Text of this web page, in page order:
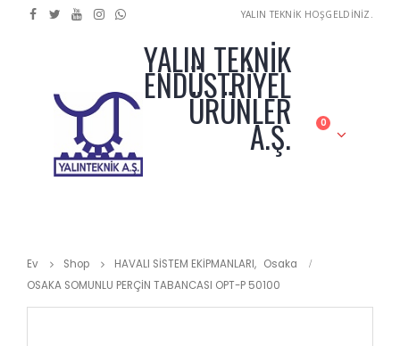
YALIN TEKNİK HOŞGELDİNİZ.
YALIN TEKNİK
ENDÜSTRİYEL
ÜRÜNLER
A.Ş. 0
Ev Shop HAVALI SİSTEM EKİPMANLARI, Osaka
OSAKA SOMUNLU PERÇİN TABANCASI OPT-P 50100